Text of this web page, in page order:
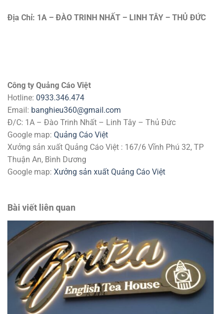
Địa Chỉ: 1A – ĐÀO TRINH NHẤT – LINH TÂY – THỦ ĐỨC
Công ty Quảng Cáo Việt
Hotline: 0933.346.474
Email: banghieu360@gmail.com
Đ/C: 1A – Đào Trinh Nhất – Linh Tây – Thủ Đức
Google map: Quảng Cáo Việt
Xưởng sản xuất Quảng Cáo Việt : 167/6 Vĩnh Phú 32, TP
Thuận An, Bình Dương
Google map: Xưởng sản xuất Quảng Cáo Việt
Bài viết liên quan